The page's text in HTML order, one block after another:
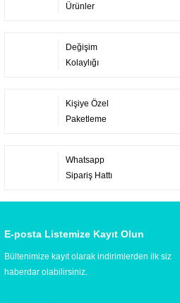
Ürünler
Değişim
Kolaylığı
Kişiye Özel
Paketleme
Whatsapp
Sipariş Hattı
E-posta Listemize Kayıt Olun
Bültenimize kayıt olarak indirimlerden ilk siz
haberdar olabilirsiniz.